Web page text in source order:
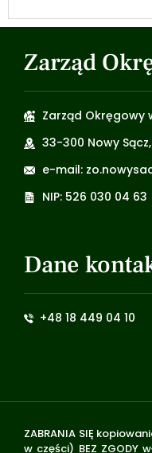
Zarząd
Zarząd Okręgowy
33-300 Nowy
e-mail:
NIP: 526 030 04 63
Dane
+48 18 449 04 10
ZABRANIA SIĘ
w części) BEZ ZGODY